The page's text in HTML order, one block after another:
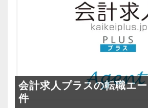
会計求人プラスの転職エ
件